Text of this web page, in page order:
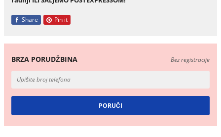
Share Pin it
BRZA PORUDŽBINA Bez registracije